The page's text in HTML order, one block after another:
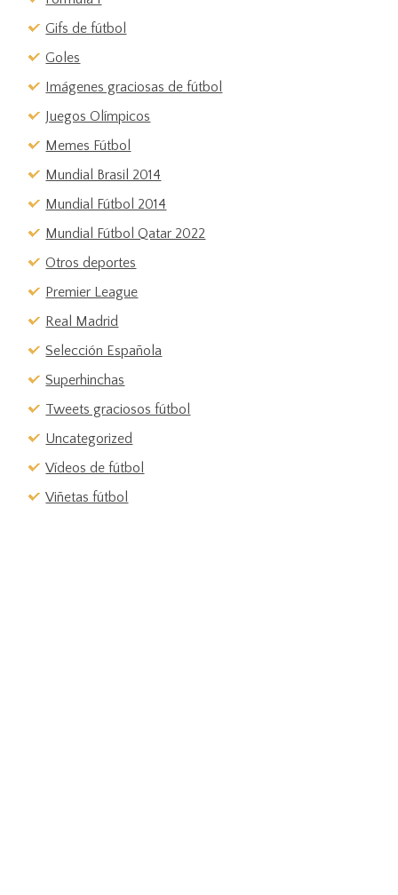
Gifs de fútbol
Goles
Imágenes graciosas de fútbol
Juegos Olímpicos
Memes Fútbol
Mundial Brasil 2014
Mundial Fútbol 2014
Mundial Fútbol Qatar 2022
Otros deportes
Premier League
Real Madrid
Selección Española
Superhinchas
Tweets graciosos fútbol
Uncategorized
Vídeos de fútbol
Viñetas fútbol